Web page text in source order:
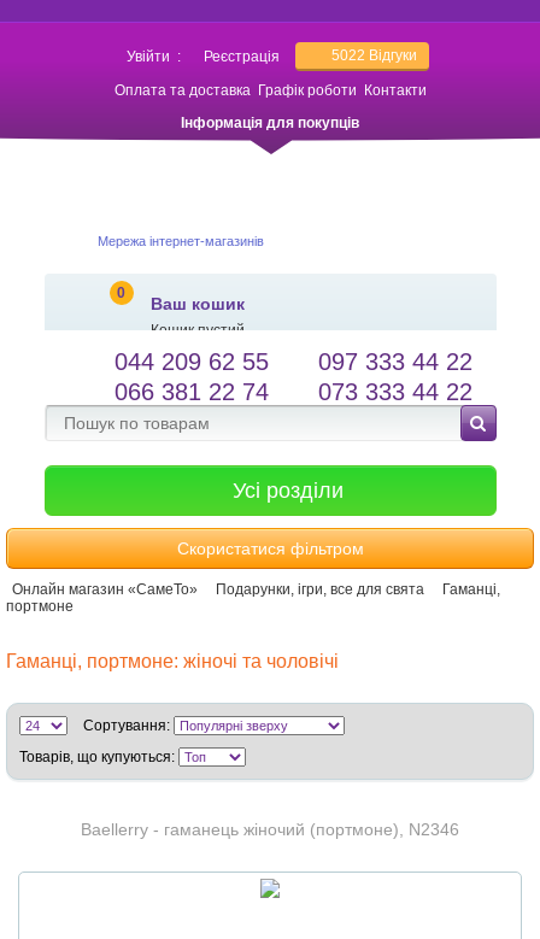
Увійти : Реєстрація 5022 Відгуки
Оплата та доставка Графік роботи
Контакти
Інформація для покупців
Мережа інтернет-магазинів
0
Ваш кошик
Кошик пустий
salessameto@gmail.com
Зворотній зв'язок
Мова сайту
044 209 62 55
097 333 44 22
066 381 22 74
073 333 44 22
Усі розділи
Скористатися фільтром
Онлайн магазин «СамеТо» Подарунки, ігри, все для свята
Гаманці,
портмоне
Гаманці, портмоне: жіночі та чоловічі
Сортування:
Товарів, що купуються:
Baellerry - гаманець жіночий (портмоне), N2346